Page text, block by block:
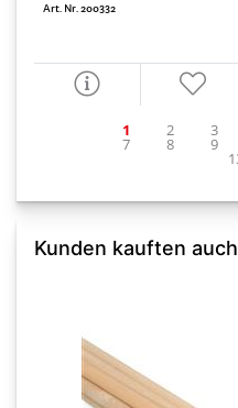
Art. Nr. 200332
Kunden kauften auch